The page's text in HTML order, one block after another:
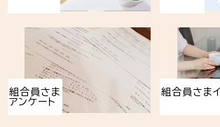
組合員さま
アンケート
組合員さま